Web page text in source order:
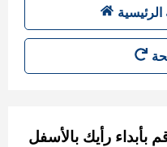
بأبداء رأيك بالأسفل